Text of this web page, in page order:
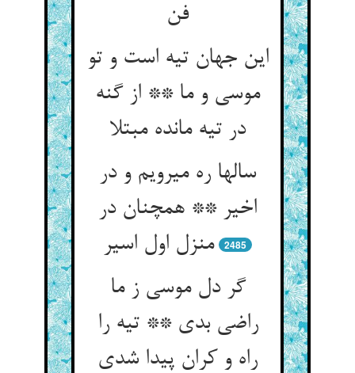
فن‏
این جهان تیه است و تو
موسی و ما ** از گنه
در تیه مانده مبتلا
سالها ره می‏رویم و در
اخیر ** همچنان در
منزل اول اسیر
2485
گر دل موسی ز ما
راضی بدی ** تیه را
راه و کران پیدا شدی‏